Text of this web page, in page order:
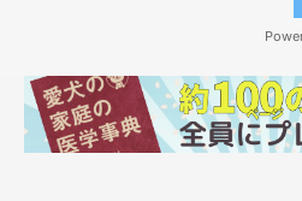
た。車に乗せるとすぐにヨダレが